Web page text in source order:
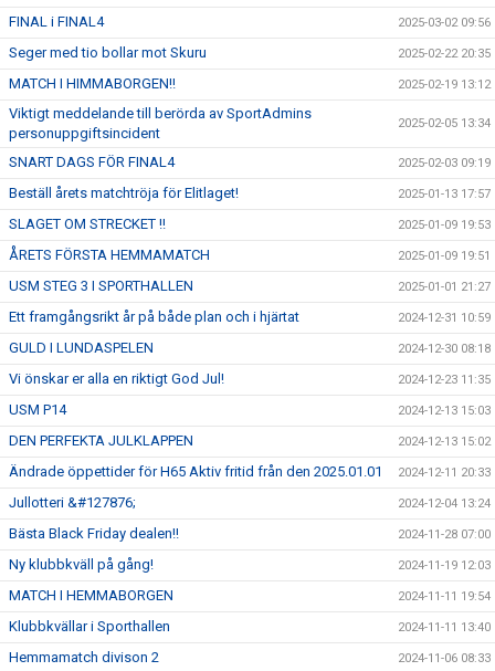
FINAL i FINAL4 2025-03-02 09:56
Seger med tio bollar mot Skuru 2025-02-22 20:35
MATCH I HIMMABORGEN!! 2025-02-19 13:12
Viktigt meddelande till berörda av SportAdmins
personuppgiftsincident
2025-02-05 13:34
SNART DAGS FÖR FINAL4 2025-02-03 09:19
Beställ årets matchtröja för Elitlaget! 2025-01-13 17:57
SLAGET OM STRECKET !! 2025-01-09 19:53
ÅRETS FÖRSTA HEMMAMATCH 2025-01-09 19:51
USM STEG 3 I SPORTHALLEN 2025-01-01 21:27
Ett framgångsrikt år på både plan och i hjärtat 2024-12-31 10:59
GULD I LUNDASPELEN 2024-12-30 08:18
Vi önskar er alla en riktigt God Jul! 2024-12-23 11:35
USM P14 2024-12-13 15:03
DEN PERFEKTA JULKLAPPEN 2024-12-13 15:02
Ändrade öppettider för H65 Aktiv fritid från den 2025.01.01 2024-12-11 20:33
Jullotteri &#127876; 2024-12-04 13:24
Bästa Black Friday dealen!! 2024-11-28 07:00
Ny klubbkväll på gång! 2024-11-19 12:03
MATCH I HEMMABORGEN 2024-11-11 19:54
Klubbkvällar i Sporthallen 2024-11-11 13:40
Hemmamatch divison 2 2024-11-06 08:33